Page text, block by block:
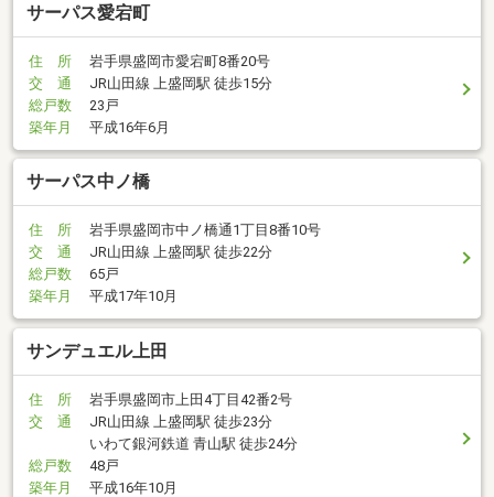
サーパス愛宕町
住 所
岩手県盛岡市愛宕町8番20号
交 通
JR山田線 上盛岡駅 徒歩15分
総戸数
23戸
築年月
平成16年6月
サーパス中ノ橋
住 所
岩手県盛岡市中ノ橋通1丁目8番10号
交 通
JR山田線 上盛岡駅 徒歩22分
総戸数
65戸
築年月
平成17年10月
サンデュエル上田
住 所
岩手県盛岡市上田4丁目42番2号
交 通
JR山田線 上盛岡駅 徒歩23分
いわて銀河鉄道 青山駅 徒歩24分
総戸数
48戸
築年月
平成16年10月